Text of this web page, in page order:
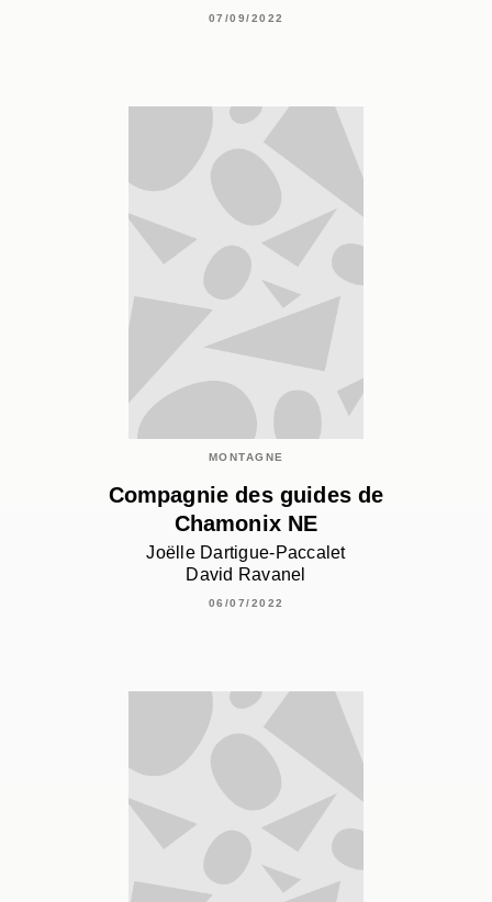
07/09/2022
MONTAGNE
Compagnie des guides de
Chamonix NE
Joëlle Dartigue-Paccalet
David Ravanel
06/07/2022